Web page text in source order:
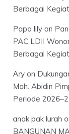
Berbagai
Papa lily on
PAC LDII
Berbagai
Ary on
Moh. Abidin
Periode
anak pak lurah
BANGUNAN